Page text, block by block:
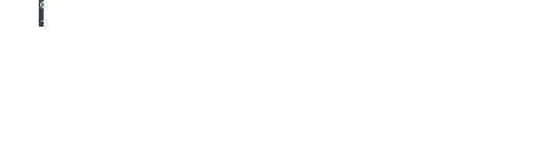
© Hei
Kowa